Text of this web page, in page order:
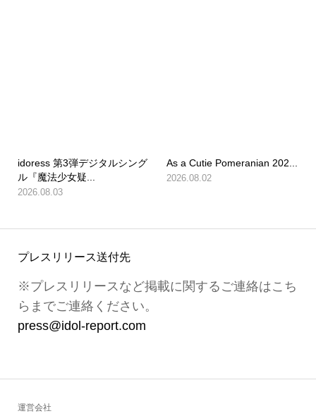
idoress 第3弾デジタルシング
ル『魔法少女疑...
2026.08.03
As a Cutie Pomeranian 202...
2026.08.02
プレスリリース送付先
※プレスリリースなど掲載に関するご連絡はこち
らまでご連絡ください。
press@idol-report.com
運営会社